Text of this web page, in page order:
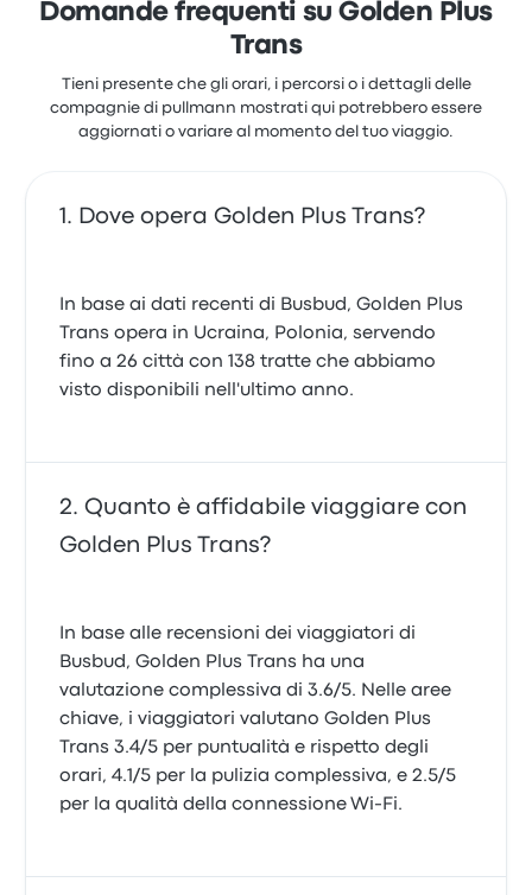
Domande frequenti su Golden Plus
Trans
Tieni presente che gli orari, i percorsi o i dettagli delle
compagnie di pullmann mostrati qui potrebbero essere
aggiornati o variare al momento del tuo viaggio.
Dove opera Golden Plus Trans?
In base ai dati recenti di Busbud, Golden Plus
Trans opera in Ucraina, Polonia, servendo
fino a 26 città con 138 tratte che abbiamo
visto disponibili nell'ultimo anno.
Quanto è affidabile viaggiare con
Golden Plus Trans?
In base alle recensioni dei viaggiatori di
Busbud, Golden Plus Trans ha una
valutazione complessiva di 3.6/5. Nelle aree
chiave, i viaggiatori valutano Golden Plus
Trans 3.4/5 per puntualità e rispetto degli
orari, 4.1/5 per la pulizia complessiva, e 2.5/5
per la qualità della connessione Wi‑Fi.